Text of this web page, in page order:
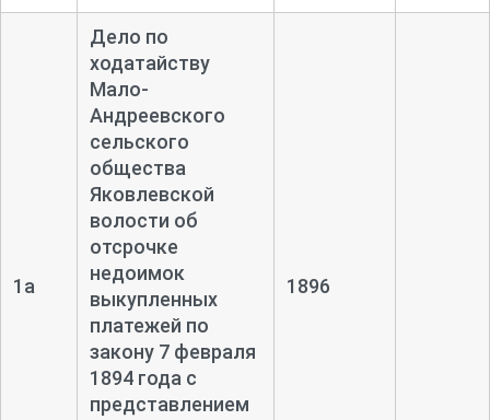
1а
Дело по
ходатайству
Мало-
Андреевского
сельского
общества
Яковлевской
волости об
отсрочке
недоимок
выкупленных
платежей по
закону 7 февраля
1894 года с
представлением
1896